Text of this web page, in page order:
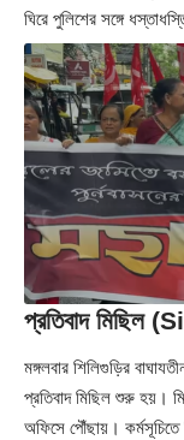
ঘিরে পুলিশের সঙ্গে
প্রতিবাদ মিছিল
মঙ্গলবার শিলিগুড়ির
প্রতিবাদ মিছিল শুরু হয়।
অফিসে পৌঁছায়।